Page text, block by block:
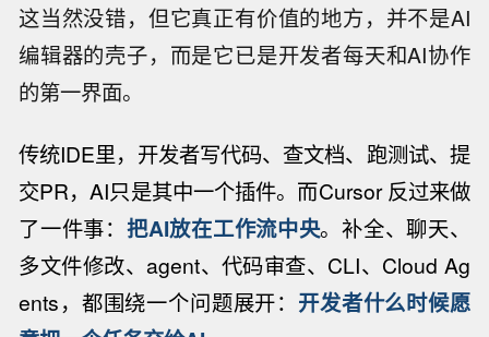
这当然没错，但它真正有价值的地方，并不是AI
编辑器的壳子，而是它已是开发者每天和AI协作
的第一界面。
传统IDE里，开发者写代码、查文档、跑测试、提
交PR，AI只是其中一个插件。而Cursor 反过来做
了一件事： 把AI放在工作流中央。补全、聊天、
多文件修改、agent、代码审查、CLI、Cloud Ag
ents，都围绕一个问题展开： 开发者什么时候愿